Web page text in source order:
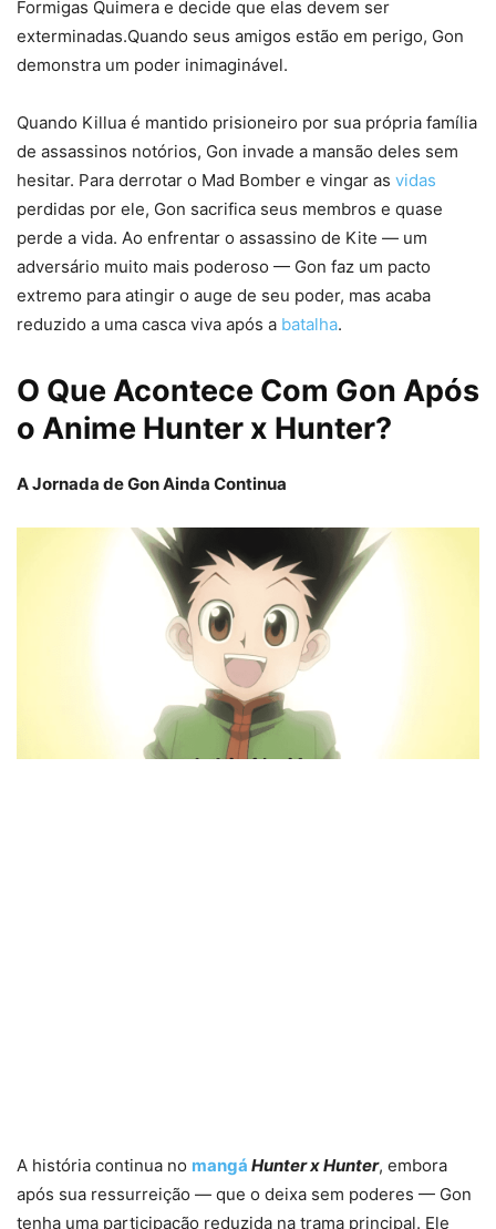
Formigas Quimera e decide que elas devem ser
exterminadas.Quando seus amigos estão em perigo, Gon
demonstra um poder inimaginável.
Quando Killua é mantido prisioneiro por sua própria família
de assassinos notórios, Gon invade a mansão deles sem
hesitar. Para derrotar o Mad Bomber e vingar as vidas
perdidas por ele, Gon sacrifica seus membros e quase
perde a vida. Ao enfrentar o assassino de Kite — um
adversário muito mais poderoso — Gon faz um pacto
extremo para atingir o auge de seu poder, mas acaba
reduzido a uma casca viva após a batalha.
O Que Acontece Com Gon Após
o Anime Hunter x Hunter?
A Jornada de Gon Ainda Continua
A história continua no mangá Hunter x Hunter, embora
após sua ressurreição — que o deixa sem poderes — Gon
tenha uma participação reduzida na trama principal. Ele